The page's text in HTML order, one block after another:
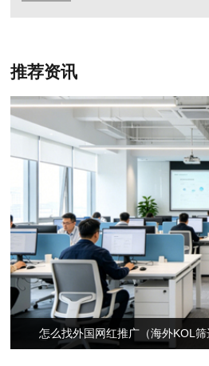
推荐资讯
怎么找外国网红推广（海外KOL筛